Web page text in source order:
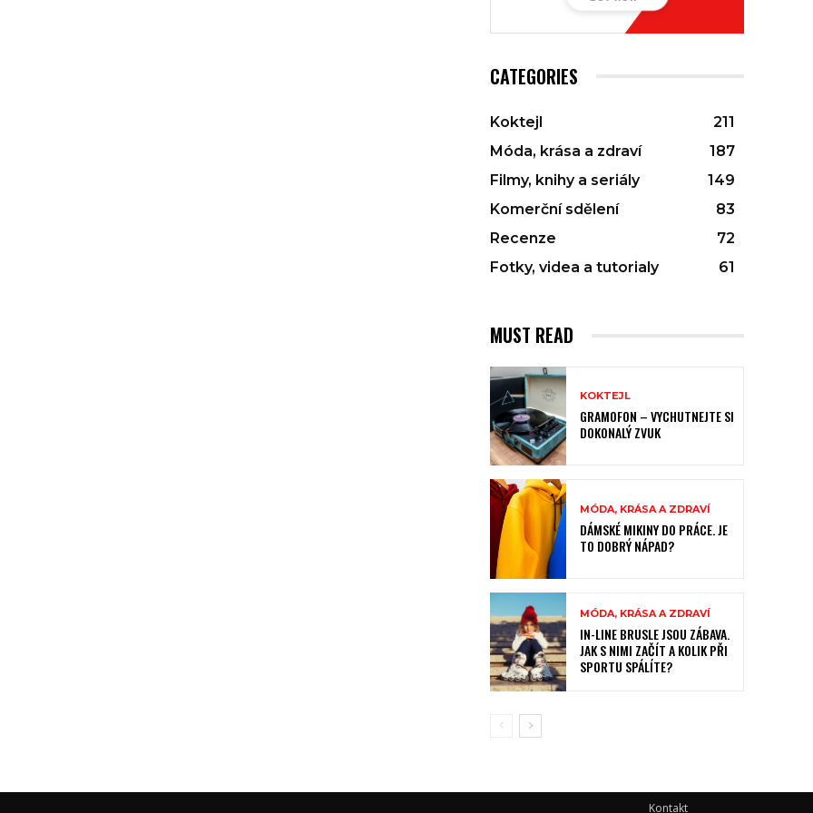
CATEGORIES
Koktejl
211
Móda, krása a zdraví
187
Filmy, knihy a seriály
149
Komerční sdělení
83
Recenze
72
Fotky, videa a tutorialy
61
MUST READ
KOKTEJL
GRAMOFON – VYCHUTNEJTE SI
DOKONALÝ ZVUK
MÓDA, KRÁSA A ZDRAVÍ
DÁMSKÉ MIKINY DO PRÁCE. JE
TO DOBRÝ NÁPAD?
MÓDA, KRÁSA A ZDRAVÍ
IN-LINE BRUSLE JSOU ZÁBAVA.
JAK S NIMI ZAČÍT A KOLIK PŘI
SPORTU SPÁLÍTE?
Kontakt